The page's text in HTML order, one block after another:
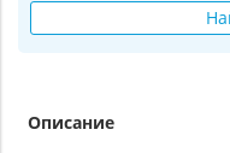
Описание